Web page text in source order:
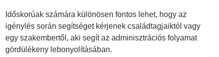
Időskorúak számára különösen fontos lehet, hogy az
igénylés során segítséget kérjenek családtagjaiktól vagy
egy szakembertől, aki segít az adminisztrációs folyamat
gördülékeny lebonyolításában.